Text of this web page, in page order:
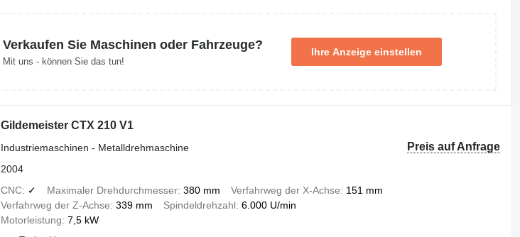
Verkaufen Sie Maschinen oder Fahrzeuge?
Mit uns - können Sie das tun!
Ihre Anzeige einstellen
Gildemeister CTX 210 V1
Preis auf Anfrage
Industriemaschinen - Metalldrehmaschine
2004
CNC
✓ Maximaler Drehdurchmesser 380 mm Verfahrweg der X-Achse
151 mm
Verfahrweg der Z-Achse 339 mm Spindeldrehzahl 6.000 U/min
Motorleistung 7,5 kW